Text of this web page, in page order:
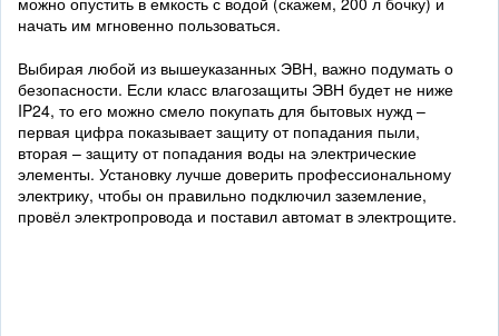
начать им мгновенно пользоваться.
Выбирая любой из вышеуказанных ЭВН, важно подумать о
безопасности. Если класс влагозащиты ЭВН будет не ниже
IP24, то его можно смело покупать для бытовых нужд –
первая цифра показывает защиту от попадания пыли,
вторая – защиту от попадания воды на электрические
элементы. Установку лучше доверить профессиональному
электрику, чтобы он правильно подключил заземление,
провёл электропровода и поставил автомат в электрощите.